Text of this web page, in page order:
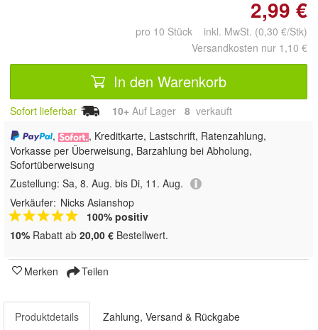
2,99 €
pro 10 Stück inkl. MwSt. (0,30 €/Stk)
Versandkosten nur 1,10 €
In den Warenkorb
Sofort lieferbar 10+ Auf Lager 8 verkauft
,
, Kreditkarte, Lastschrift, Ratenzahlung,
Vorkasse per Überweisung, Barzahlung bei Abholung,
Sofortüberweisung
Zustellung: Sa, 8. Aug. bis Di, 11. Aug.
Verkäufer: Nicks Asianshop
100% positiv
10% Rabatt ab 20,00 € Bestellwert.
Merken Teilen
Produktdetails Zahlung, Versand & Rückgabe